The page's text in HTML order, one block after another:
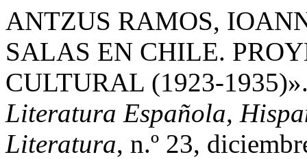
ANTZUS RAMOS,
SALAS EN CHILE.
CULTURAL (1923-
Literatura Española,
Literatura, n.º 23,